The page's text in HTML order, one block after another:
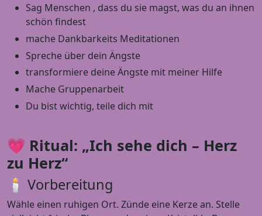
Sag Menschen , dass du sie magst, was du an ihnen
schön findest
mache Dankbarkeits Meditationen
Spreche über dein Ängste
transformiere deine Ängste mit meiner Hilfe
Mache Gruppenarbeit
Du bist wichtig, teile dich mit
💗 Ritual: „Ich sehe dich – Herz
zu Herz“
🕯 Vorbereitung
Wähle einen ruhigen Ort. Zünde eine Kerze an. Stelle